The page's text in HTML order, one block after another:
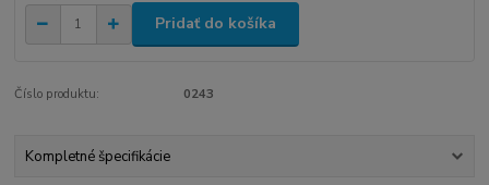
Pridať do košíka
Číslo produktu: 0243
Kompletné špecifikácie